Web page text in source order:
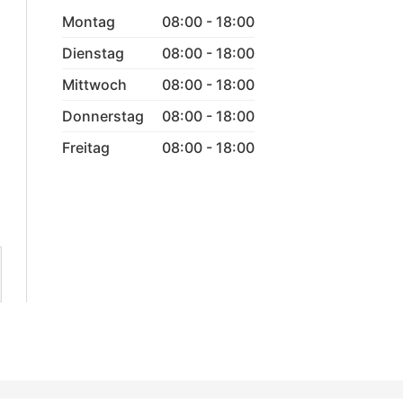
Montag
08:00 - 18:00
Dienstag
08:00 - 18:00
Mittwoch
08:00 - 18:00
Donnerstag
08:00 - 18:00
Freitag
08:00 - 18:00